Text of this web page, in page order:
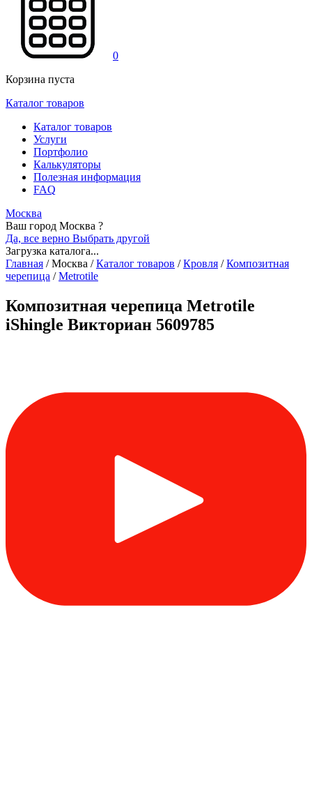
0
Корзина пуста
Каталог товаров
Каталог товаров
Услуги
Портфолио
Калькуляторы
Полезная информация
FAQ
Москва
Ваш город Москва ?
Да, все верно Выбрать другой
Загрузка каталога...
Главная /Москва / Каталог товаров / Кровля / Композитная
черепица / Metrotile
Композитная черепица Metrotile
iShingle Викториан 5609785